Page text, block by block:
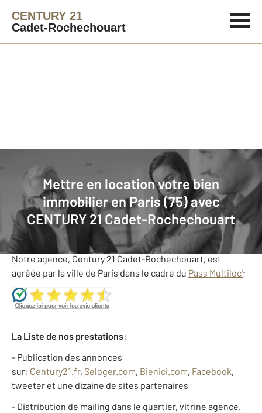
CENTURY 21
Cadet-Rochechouart
Mettre en location votre bien
immobilier en Paris (75) avec
CENTURY 21 Cadet-Rochechouart
Agence immobilière
Pourquoi confier la
location de mon
bien à
CENTURY 21
Cadet-
Rochechouart
?
Notre agence, Century 21 Cadet-Rochechouart, est
agréée par la ville de Paris dans le cadre du Pass Multiloc';
La Liste de nos prestations:
- Publication des annonces
sur: Century21.fr, Seloger.com, Bienici.com, Facebook,
tweeter et une dizaine de sites partenaires
- Distribution de mailing dans le quartier, vitrine agence.